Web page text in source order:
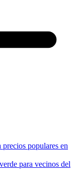
populares en
para vecinos del